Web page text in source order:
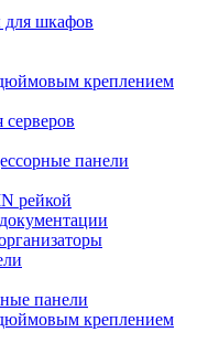
для шкафов
креплением
серверов
панели
рейкой
панели
креплением